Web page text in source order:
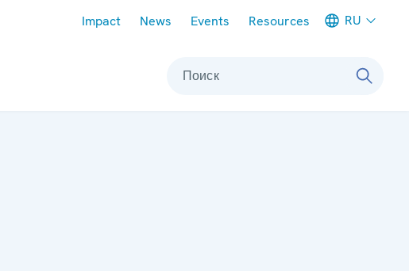
Impact News Events Resources RU
Поиск